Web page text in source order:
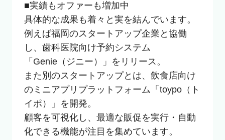
■実績もオファーも増加中
具体的な成果も着々と実を結んでいます。
例えば福岡のスタートアップ企業と協働
し、歯科医院向け予約システム
「Genie（ジニー）」をリリース。
また別のスタートアップとは、飲食店向け
のミニアプリプラットフォーム「toypo（ト
イポ）」を開発。
顧客を可視化し、最適な販促を実行・自動
化できる機能が注目を集めています。